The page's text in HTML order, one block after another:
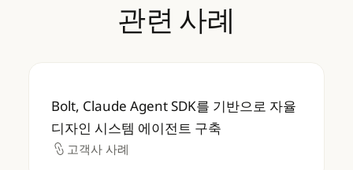
관련 사례
Bolt, Claude Agent SDK를 기반으로 자율 디
Bolt, Claude Agent SDK를 기반으로 자율
디자인 시스템 에이전트 구축
고객사 사례
고객사 사례